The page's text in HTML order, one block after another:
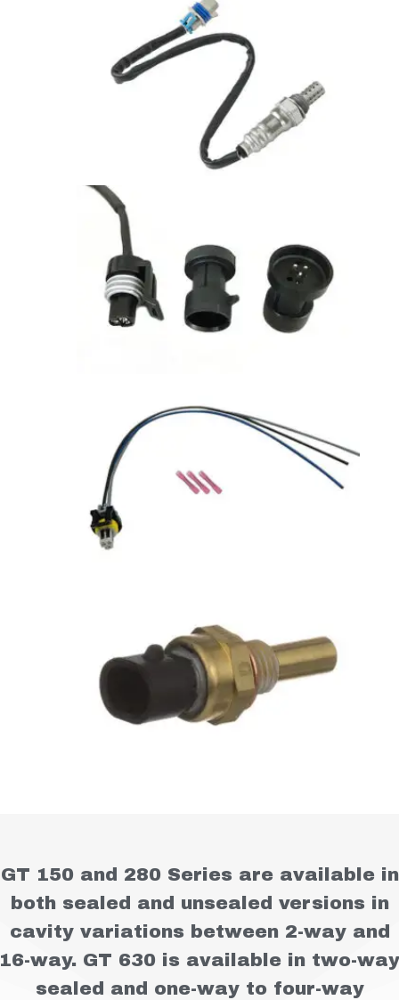
GT 150 and 280 Series are available in
both sealed and unsealed versions in
cavity variations between 2-way and
16-way. GT 630 is available in two-way
sealed and one-way to four-way